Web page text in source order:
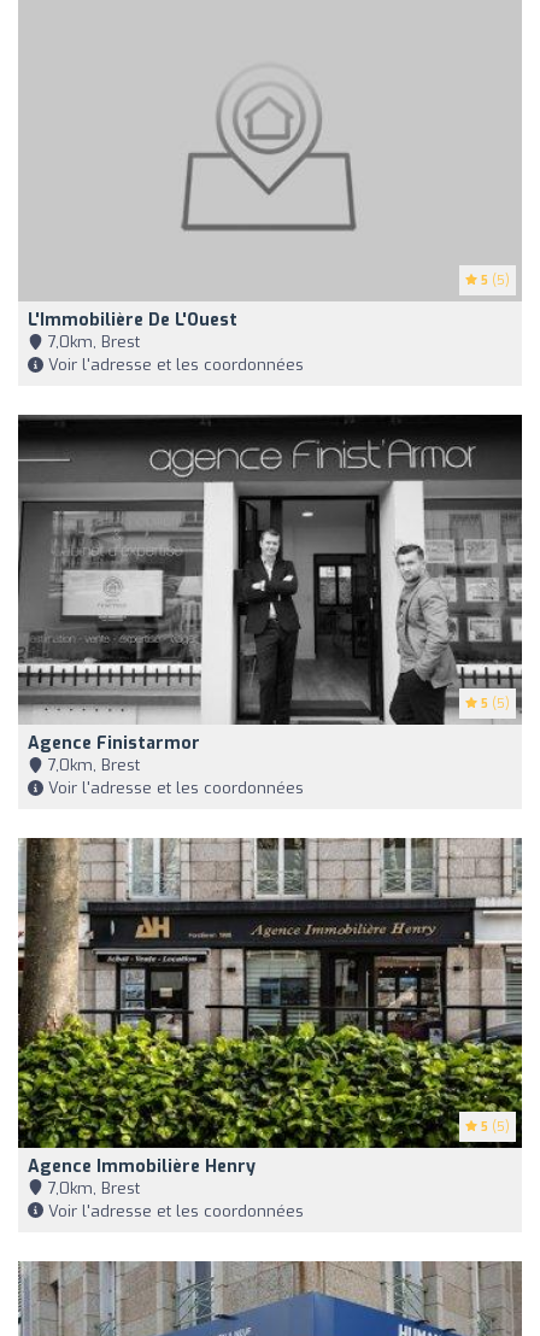
5 (5)
L'Immobilière De L'Ouest
7,0km, Brest
Voir l'adresse et les coordonnées
5 (5)
Agence Finistarmor
7,0km, Brest
Voir l'adresse et les coordonnées
5 (5)
Agence Immobilière Henry
7,0km, Brest
Voir l'adresse et les coordonnées